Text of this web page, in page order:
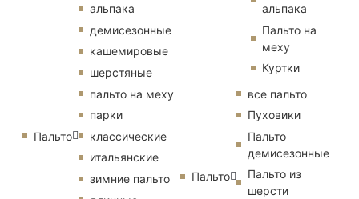
Пальто
альпака
демисезонные
кашемировые
шерстяные
пальто на меху
парки
классические
итальянские
зимние пальто
альпака
Пальто на
меху
Куртки
Пальто
все пальто
Пуховики
Пальто
демисезонные
Пальто из
шерсти